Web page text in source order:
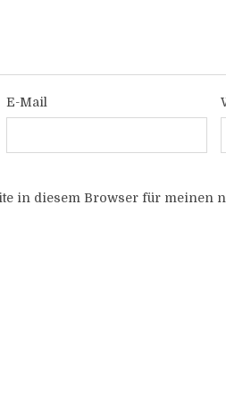
E-Mail
in diesem Browser für meinen